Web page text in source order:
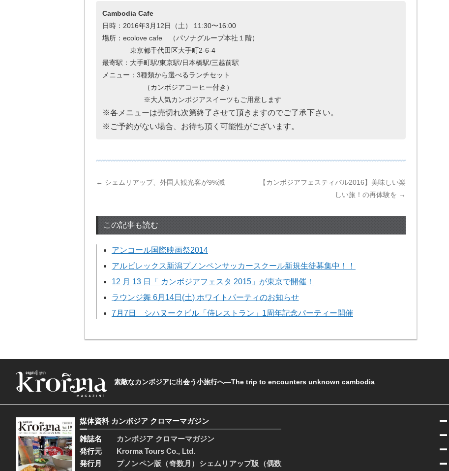
Cambodia Cafe
日時：2016年3月12日（土） 11:30〜16:00
場所：ecolove cafe （パソナグループ本社１階）
東京都千代田区大手町2-6-4
最寄駅：大手町駅/東京駅/日本橋駅/三越前駅
メニュー：3種類から選べるランチセット
（カンボジアコーヒー付き）
※大人気カンボジアスイーツもご用意します
※各メニューは売切れ次第終了させて頂きますのでご了承下さい。
※ご予約がない場合、お待ち頂く可能性がございます。
← シェムリアップ、外国人観光客が9%減
【カンボジアフェスティバル2016】美味しい楽
しい旅！の再体験を →
この記事も読む
アンコール国際映画祭2014
アルビレックス新潟プノンペンサッカースクール新規生徒募集中！！
12 月 13 日「 カンボジアフェスタ 2015」が東京で開催！
ラウンジ舞 6月14日(土) ホワイトパーティのお知らせ
7月7日 シハヌークビル「侍レストラン」1周年記念パーティー開催
素敵なカンボジアに出会う小旅行へ―The trip to encounters unknown cambodia
媒体資料 カンボジア クロマーマガジン
雑誌名
カンボジア クロマーマガジン
発行元
Krorma Tours Co., Ltd.
発行月
プノンペン版（奇数月）シェムリアップ版（偶数